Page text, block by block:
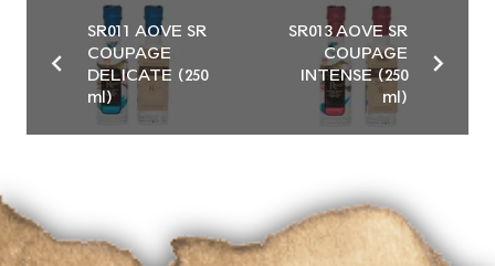
SR011 AOVE SR
COUPAGE
DELICATE (250
ml)
SR013 AOVE SR
COUPAGE
INTENSE (250
ml)